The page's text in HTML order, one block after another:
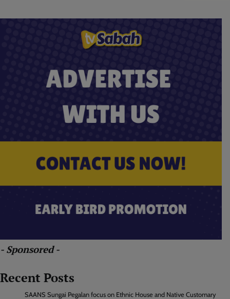
- Sponsored -
Recent Posts
SAANS Sungai Pegalan focus on Ethnic House and Native Customary